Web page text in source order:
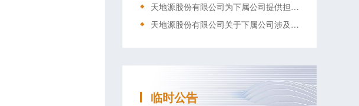
天地源股份有限公司为下属公司提供担保的公告
天地源股份有限公司关于下属公司涉及诉讼的公告
临时公告